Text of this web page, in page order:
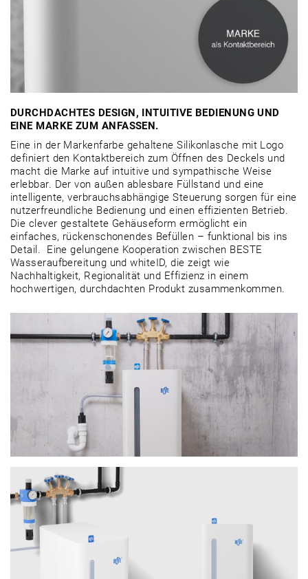
DURCHDACHTES DESIGN, INTUITIVE BEDIENUNG UND
EINE MARKE ZUM ANFASSEN.
Eine in der Markenfarbe gehaltene Silikonlasche mit Logo
definiert den Kontaktbereich zum Öffnen des Deckels und
macht die Marke auf intuitive und sympathische Weise
erlebbar. Der von außen ablesbare Füllstand und eine
intelligente, verbrauchsabhängige Steuerung sorgen für eine
nutzerfreundliche Bedienung und einen effizienten Betrieb.
Die clever gestaltete Gehäuseform ermöglicht ein
einfaches, rückenschonendes Befüllen – funktional bis ins
Detail. Eine gelungene Kooperation zwischen BESTE
Wasseraufbereitung und whiteID, die zeigt wie
Nachhaltigkeit, Regionalität und Effizienz in einem
hochwertigen, durchdachten Produkt zusammenkommen.